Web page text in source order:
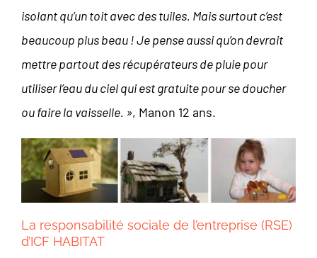
isolant qu’un toit avec des tuiles. Mais surtout c’est
beaucoup plus beau ! Je pense aussi qu’on devrait
mettre partout des récupérateurs de pluie pour
utiliser l’eau du ciel qui est gratuite pour se doucher
ou faire la vaisselle. », Manon 12 ans.
La responsabilité sociale de l’entreprise (RSE)
d’ICF HABITAT